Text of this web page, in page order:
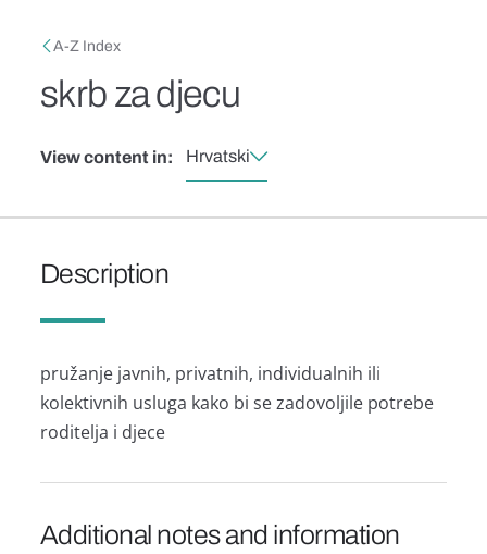
Breadcrumb
A-Z Index
skrb za djecu
View content in: Hrvatski
Description
pružanje javnih, privatnih, individualnih ili
kolektivnih usluga kako bi se zadovoljile potrebe
roditelja i djece
Additional notes and information